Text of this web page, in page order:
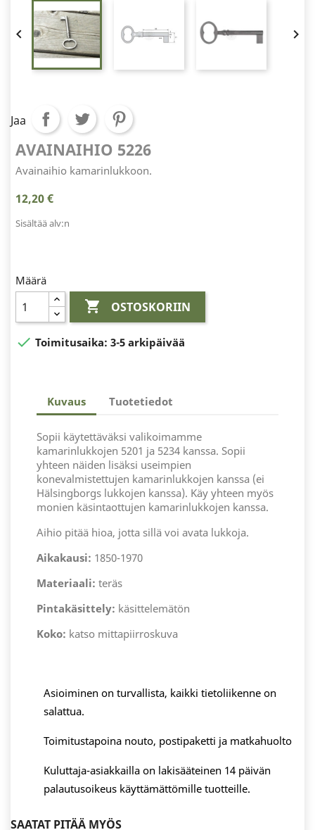
 
Jaa
AVAINAIHIO 5226
Avainaihio kamarinlukkoon.
12,20 €
Sisältää alv:n
Määrä
 OSTOSKORIIN
 Toimitusaika: 3-5 arkipäivää
Kuvaus Tuotetiedot
Sopii käytettäväksi valikoimamme
kamarinlukkojen 5201 ja 5234 kanssa. Sopii
yhteen näiden lisäksi useimpien
konevalmistettujen kamarinlukkojen kanssa (ei
Hälsingborgs lukkojen kanssa). Käy yhteen myös
monien käsintaottujen kamarinlukkojen kanssa.
Aihio pitää hioa, jotta sillä voi avata lukkoja.
Aikakausi: 1850-1970
Materiaali: teräs
Pintakäsittely: käsittelemätön
Koko: katso mittapiirroskuva
Asioiminen on turvallista, kaikki tietoliikenne on
salattua.
Toimitustapoina nouto, postipaketti ja matkahuolto
Kuluttaja-asiakkailla on lakisääteinen 14 päivän
palautusoikeus käyttämättömille tuotteille.
SAATAT PITÄÄ MYÖS